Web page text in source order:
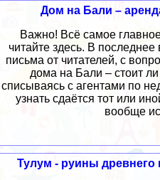
Дом на Бали –
Важно! Всё самое
читайте здесь. В
письма от читателей, с
дома на Бали – стоит
списываясь с агентами по
узнать сдаётся тот или
вообще
Тулум - руины древнего